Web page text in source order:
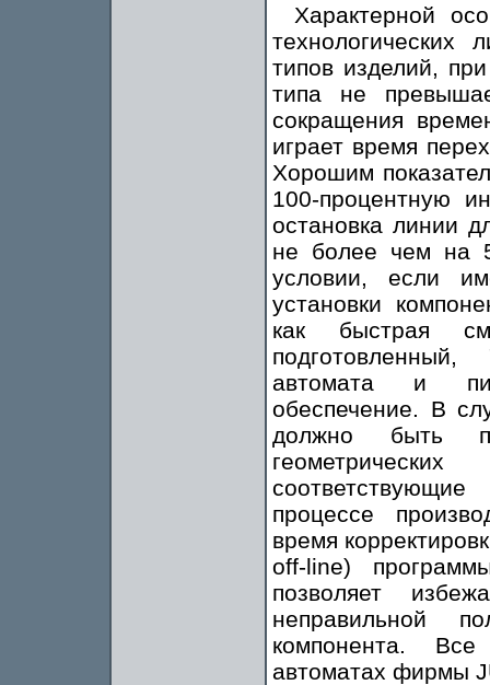
Характерной
технологических
типов изделий,
типа не
сокращения
играет время
Хорошим
100-процентную
остановка линии
не более чем на
условии, если
установки
как быстрая
подготовленный,
автомата и
обеспечение. В
должно быть
процессе
время
off-line)
позволяет
неправильной
компонента.
автоматах фирмы